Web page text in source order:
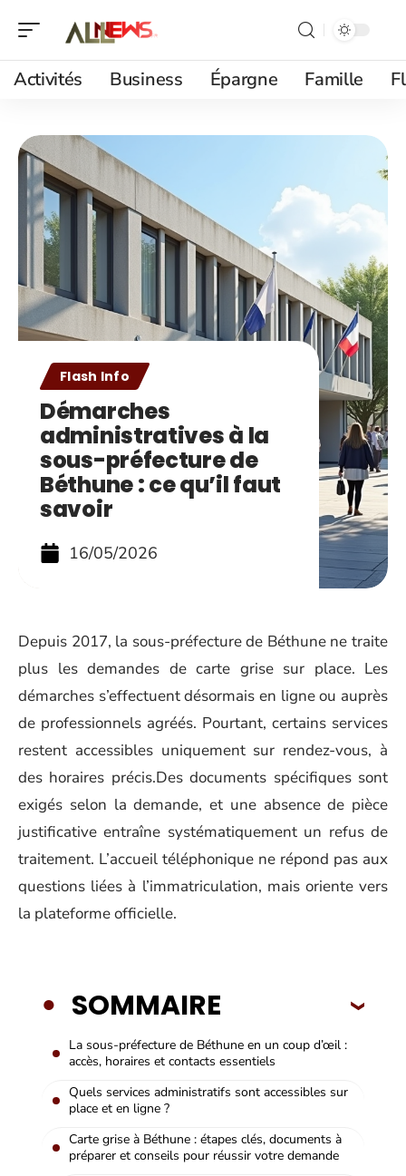
Activités Business Épargne Famille
Flash Info
Démarches
administratives à la
sous-préfecture de
Béthune : ce qu’il faut
savoir
16/05/2026
Depuis 2017, la sous-préfecture de Béthune ne traite
plus les demandes de carte grise sur place. Les
démarches s’effectuent désormais en ligne ou auprès
de professionnels agréés. Pourtant, certains services
restent accessibles uniquement sur rendez-vous, à
des horaires précis.Des documents spécifiques sont
exigés selon la demande, et une absence de pièce
justificative entraîne systématiquement un refus de
traitement. L’accueil téléphonique ne répond pas aux
questions liées à l’immatriculation, mais oriente vers
la plateforme officielle.
SOMMAIRE
La sous-préfecture de Béthune en un coup d’œil :
accès, horaires et contacts essentiels
Quels services administratifs sont accessibles sur
place et en ligne ?
Carte grise à Béthune : étapes clés, documents à
préparer et conseils pour réussir votre demande